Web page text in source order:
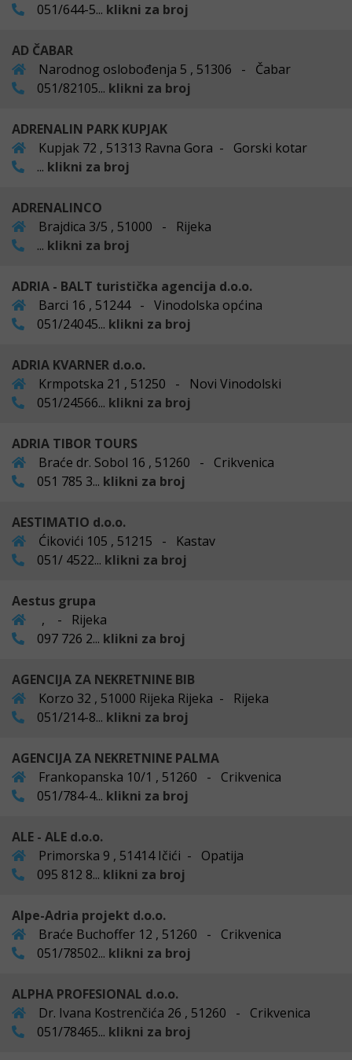
051/644-5... klikni za broj
AD ČABAR
Narodnog oslobođenja 5 , 51306 - Čabar
051/82105... klikni za broj
ADRENALIN PARK KUPJAK
Kupjak 72 , 51313 Ravna Gora - Gorski kotar
... klikni za broj
ADRENALINCO
Brajdica 3/5 , 51000 - Rijeka
... klikni za broj
ADRIA - BALT turistička agencija d.o.o.
Barci 16 , 51244 - Vinodolska općina
051/24045... klikni za broj
ADRIA KVARNER d.o.o.
Krmpotska 21 , 51250 - Novi Vinodolski
051/24566... klikni za broj
ADRIA TIBOR TOURS
Braće dr. Sobol 16 , 51260 - Crikvenica
051 785 3... klikni za broj
AESTIMATIO d.o.o.
Ćikovići 105 , 51215 - Kastav
051/ 4522... klikni za broj
Aestus grupa
, - Rijeka
097 726 2... klikni za broj
AGENCIJA ZA NEKRETNINE BIB
Korzo 32 , 51000 Rijeka Rijeka - Rijeka
051/214-8... klikni za broj
AGENCIJA ZA NEKRETNINE PALMA
Frankopanska 10/1 , 51260 - Crikvenica
051/784-4... klikni za broj
ALE - ALE d.o.o.
Primorska 9 , 51414 Ičići - Opatija
095 812 8... klikni za broj
Alpe-Adria projekt d.o.o.
Braće Buchoffer 12 , 51260 - Crikvenica
051/78502... klikni za broj
ALPHA PROFESIONAL d.o.o.
Dr. Ivana Kostrenčića 26 , 51260 - Crikvenica
051/78465... klikni za broj